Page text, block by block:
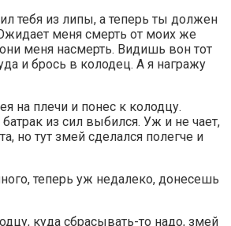
тебя из липы, а теперь ты должен
меня смерть от моих же
меня насмерть. Видишь вон тот
и брось в колодец. А я награжу
на плечи и понес к колодцу.
из сил выбился. Уж и не чает,
но тут змей сделался полегче и
теперь уж недалеко, донесешь
куда сбрасывать-то надо, змей